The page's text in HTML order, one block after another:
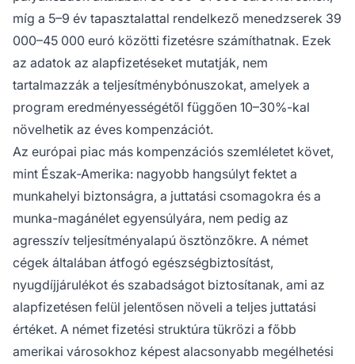
míg a 5–9 év tapasztalattal rendelkező menedzserek 39
000–45 000 euró közötti fizetésre számíthatnak. Ezek
az adatok az alapfizetéseket mutatják, nem
tartalmazzák a teljesítménybónuszokat, amelyek a
program eredményességétől függően 10–30%-kal
növelhetik az éves kompenzációt.
Az európai piac más kompenzációs szemléletet követ,
mint Észak-Amerika: nagyobb hangsúlyt fektet a
munkahelyi biztonságra, a juttatási csomagokra és a
munka-magánélet egyensúlyára, nem pedig az
agresszív teljesítményalapú ösztönzőkre. A német
cégek általában átfogó egészségbiztosítást,
nyugdíjjárulékot és szabadságot biztosítanak, ami az
alapfizetésen felül jelentősen növeli a teljes juttatási
értéket. A német fizetési struktúra tükrözi a főbb
amerikai városokhoz képest alacsonyabb megélhetési